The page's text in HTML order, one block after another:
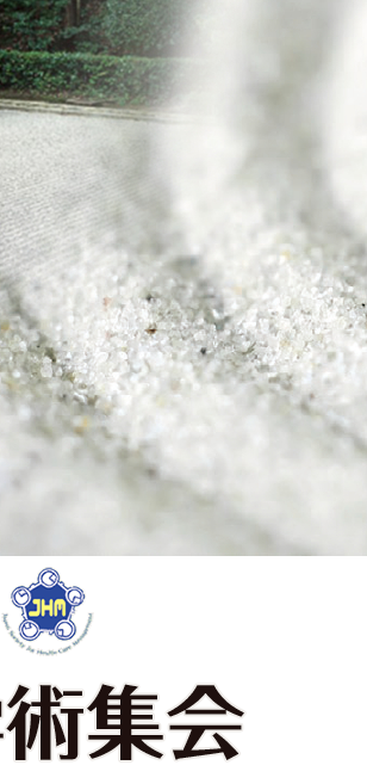
子ども患者さんの権利
個人情報保護方針
医師の働き方改革に関するお
願い
看護師による特定行為の包括
同意のお願い
厚生労働大臣の定める掲示事
項等
施設認定一覧
京都市立病院のPFI事業につ
て
京都市立病院の運営について